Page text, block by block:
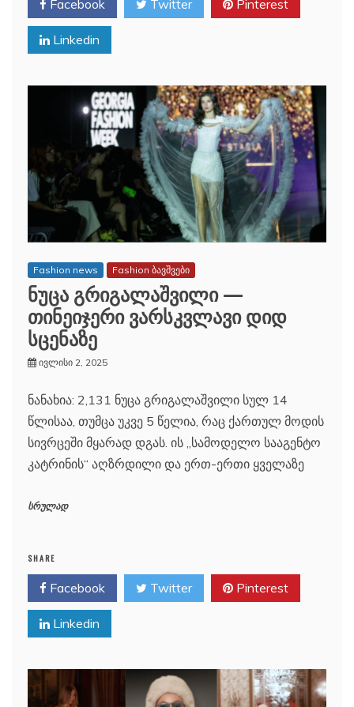
Facebook Twitter Pinterest
Linkedin
Fashion news Fashion ბავშვები
ნუცა გრიგალაშვილი —
თინეიჯერი ვარსკვლავი დიდ
სცენაზე
ივლისი 2, 2025
ნანახია: 2,131 ნუცა გრიგალაშვილი სულ 14
წლისაა, თუმცა უკვე 5 წელია, რაც ქართულ მოდის
სივრცეში მყარად დგას. ის „სამოდელო სააგენტო
კატრინის“ აღზრდილი და ერთ-ერთი ყველაზე
სრულად
SHARE
Facebook Twitter Pinterest
Linkedin